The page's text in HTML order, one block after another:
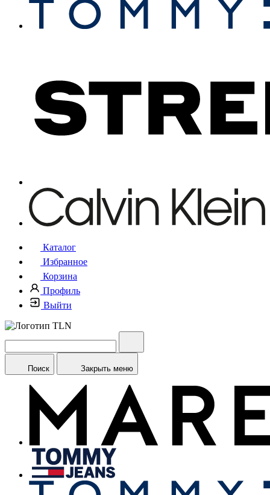
Каталог
Избранное
Корзина
Профиль
Выйти
Поиск Закрыть меню